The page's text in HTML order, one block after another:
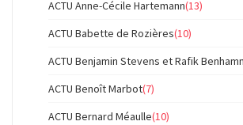
ACTU Anne-Cécile Hartemann(13)
ACTU Babette de Rozières(10)
ACTU Benjamin Stevens et Rafik
ACTU Benoît Marbot(7)
ACTU Bernard Méaulle(10)